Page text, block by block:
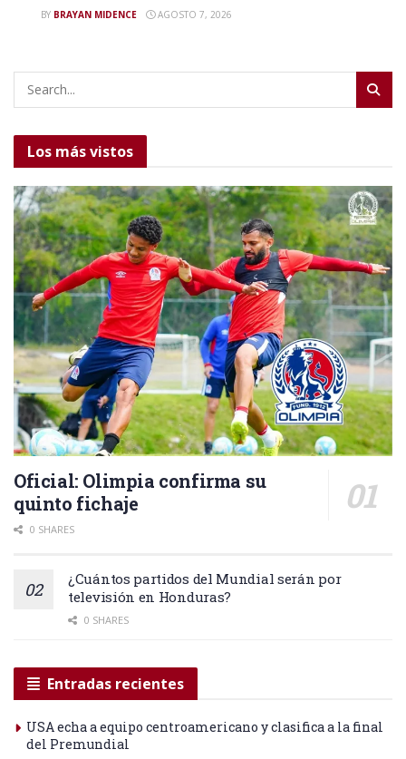
BY BRAYAN MIDENCE AGOSTO 7, 2026
Los más vistos
Oficial: Olimpia confirma su
quinto fichaje
0 SHARES
¿Cuántos partidos del Mundial serán por
televisión en Honduras?
0 SHARES
Entradas recientes
USA echa a equipo centroamericano y clasifica a la final
del Premundial